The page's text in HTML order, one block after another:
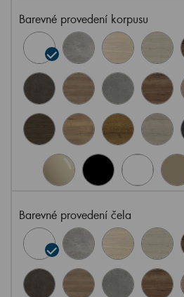
Barevné provedení korpusu
Barevné provedení čela